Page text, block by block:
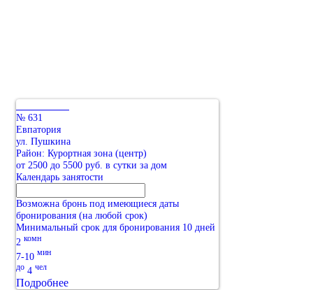
№ 631
Евпатория
ул. Пушкина
Район: Курортная зона (центр)
от 2500 до 5500 руб. в сутки за дом
Календарь занятости
Возможна бронь под имеющиеся даты
бронирования (на любой срок)
Минимальный срок для бронирования 10 дней
2 комн
7-10 мин
до 4 чел
Подробнее